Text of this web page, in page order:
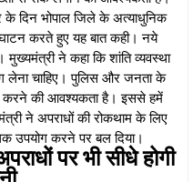
दिन भोपाल जिले के अत्याधुनिक
करते हुए यह बात कही। नये
मुख्यमंत्री ने कहा कि शांति व्यवस्था
लेना चाहिए। पुलिस और जनता के
की आवश्यकता है। इससे हमें
ने अपराधों की रोकथाम के लिए
उपयोग करने पर बल दिया।
पर भी सीधे होगी